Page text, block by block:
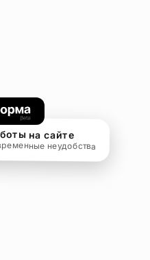
на сайте
неудобства